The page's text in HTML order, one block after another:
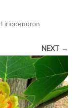
Liriodendron
NEXT →